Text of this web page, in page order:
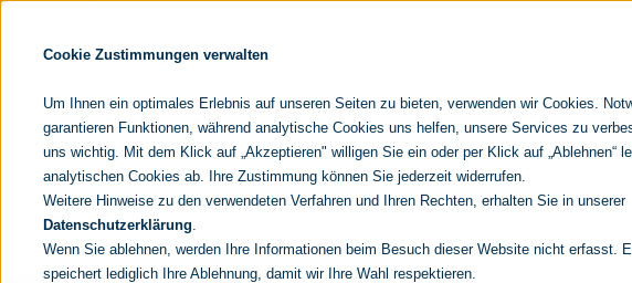
Cookie Zustimmungen verwalten
Um Ihnen ein optimales Erlebnis auf unseren Seiten zu bieten, verwenden wir Cookies.
garantieren Funktionen, während analytische Cookies uns helfen, unsere Services zu
uns wichtig. Mit dem Klick auf „Akzeptieren" willigen Sie ein oder per Klick auf „Ablehnen“
analytischen Cookies ab. Ihre Zustimmung können Sie jederzeit widerrufen.
Weitere Hinweise zu den verwendeten Verfahren und Ihren Rechten, erhalten Sie in unserer
Datenschutzerklärung.
Wenn Sie ablehnen, werden Ihre Informationen beim Besuch dieser Website nicht erfasst.
speichert lediglich Ihre Ablehnung, damit wir Ihre Wahl respektieren.
Data & Analytics
FOKUSTHEMEN
DATA STRATEGY